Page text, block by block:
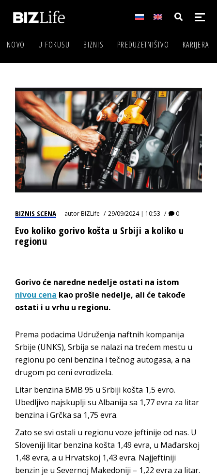
NOVO U FOKUSU BIZNIS PREDUZETNIŠTVO KARIJERA
BIZNIS SCENA autorBIZLife 29/09/2024 | 10:53 0
Evo koliko gorivo košta u Srbiji a koliko u
regionu
Gorivo će naredne nedelje ostati na istom
nivou cena kao prošle nedelje, ali će takođe
ostati i u vrhu u regionu.
Prema podacima Udruženja naftnih kompanija
Srbije (UNKS), Srbija se nalazi na trećem mestu u
regionu po ceni benzina i tečnog autogasa, a na
drugom po ceni evrodizela.
Litar benzina BMB 95 u Srbiji košta 1,5 evro.
Ubedljivo najskuplji su Albanija sa 1,77 evra za litar
benzina i Grčka sa 1,75 evra.
Zato se svi ostali u regionu voze jeftinije od nas. U
Sloveniji litar benzina košta 1,49 evra, u Mađarskoj
1,48 evra, a u Hrvatskoj 1,43 evra. Najjeftiniji
benzin je u Severnoj Makedoniji – 1,22 evra za litar.